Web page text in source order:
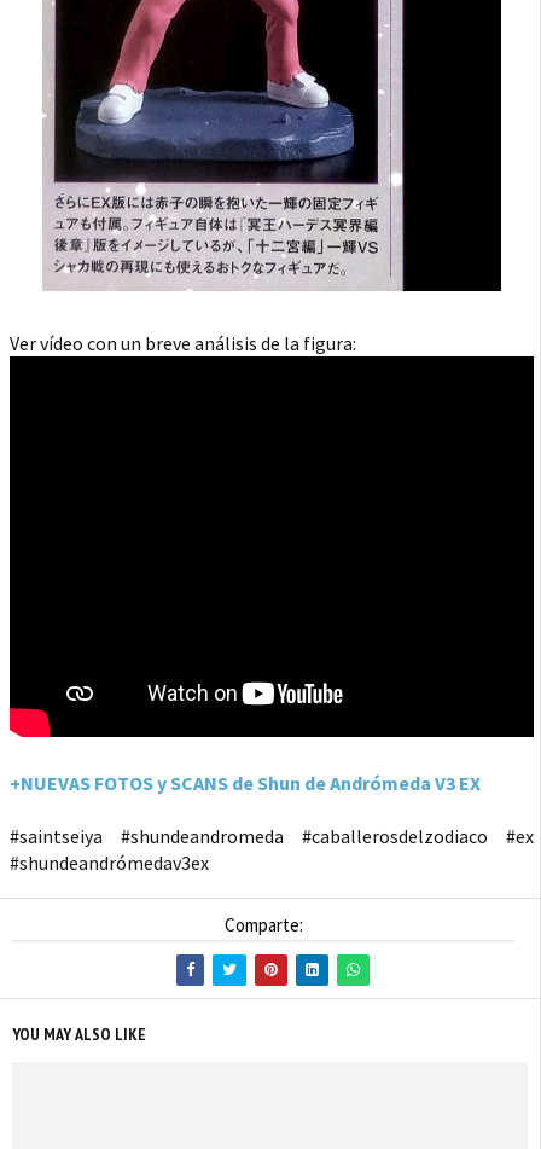
Ver vídeo con un breve análisis de la figura:
+NUEVAS FOTOS y SCANS de Shun de Andrómeda V3 EX
#saintseiya #shundeandromeda #caballerosdelzodiaco #ex
#shundeandrómedav3ex
Comparte:
YOU MAY ALSO LIKE